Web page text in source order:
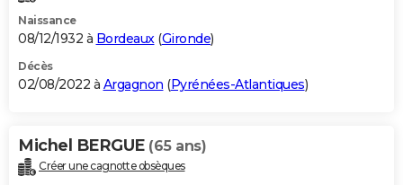
Naissance
08/12/1932 à Bordeaux(Gironde)
Décès
02/08/2022 à Argagnon (Pyrénées-Atlantiques)
Michel BERGUE (65 ans)
Créer une cagnotte obsèques